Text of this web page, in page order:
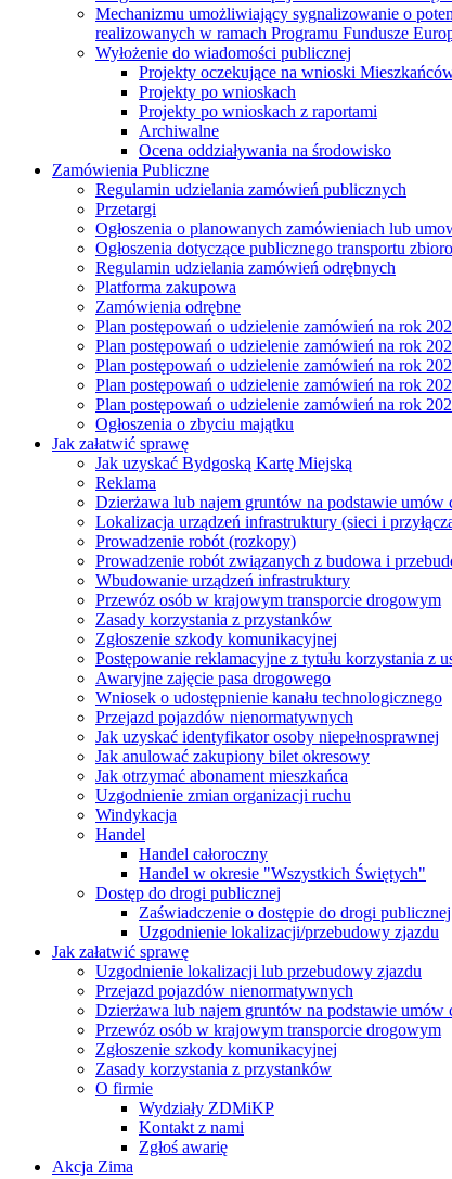
Mechanizmu umożliwiający sygnalizowanie o
realizowanych w ramach Programu Fundusze
Wyłożenie do wiadomości publicznej
Projekty oczekujące na wnioski
Projekty po wnioskach
Projekty po wnioskach z raportami
Archiwalne
Ocena oddziaływania na środowisko
Zamówienia Publiczne
Regulamin udzielania zamówień publicznych
Przetargi
Ogłoszenia o planowanych zamówieniach lub
Ogłoszenia dotyczące publicznego transportu
Regulamin udzielania zamówień odrębnych
Platforma zakupowa
Zamówienia odrębne
Plan postępowań o udzielenie zamówień na rok
Plan postępowań o udzielenie zamówień na rok
Plan postępowań o udzielenie zamówień na rok
Plan postępowań o udzielenie zamówień na rok
Plan postępowań o udzielenie zamówień na rok
Ogłoszenia o zbyciu majątku
Jak załatwić sprawę
Jak uzyskać Bydgoską Kartę Miejską
Reklama
Dzierżawa lub najem gruntów na podstawie
Lokalizacja urządzeń infrastruktury (sieci i
Prowadzenie robót (rozkopy)
Prowadzenie robót związanych z budowa i
Wbudowanie urządzeń infrastruktury
Przewóz osób w krajowym transporcie drogowym
Zasady korzystania z przystanków
Zgłoszenie szkody komunikacyjnej
Postępowanie reklamacyjne z tytułu korzystania z
Awaryjne zajęcie pasa drogowego
Wniosek o udostępnienie kanału technologicznego
Przejazd pojazdów nienormatywnych
Jak uzyskać identyfikator osoby niepełnosprawnej
Jak anulować zakupiony bilet okresowy
Jak otrzymać abonament mieszkańca
Uzgodnienie zmian organizacji ruchu
Windykacja
Handel
Handel całoroczny
Handel w okresie "Wszystkich Świętych"
Dostęp do drogi publicznej
Zaświadczenie o dostępie do drogi publicznej
Uzgodnienie lokalizacji/przebudowy zjazdu
Jak załatwić sprawę
Uzgodnienie lokalizacji lub przebudowy zjazdu
Przejazd pojazdów nienormatywnych
Dzierżawa lub najem gruntów na podstawie
Przewóz osób w krajowym transporcie drogowym
Zgłoszenie szkody komunikacyjnej
Zasady korzystania z przystanków
O firmie
Wydziały ZDMiKP
Kontakt z nami
Zgłoś awarię
Akcja Zima